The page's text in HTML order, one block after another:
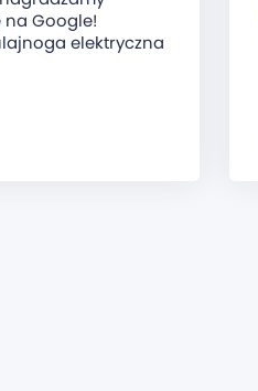
Google!
elektryczna